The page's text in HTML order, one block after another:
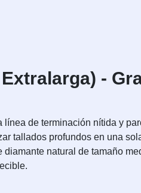
-
de terminación nítida y
tallados profundos en una
natural de tamaño